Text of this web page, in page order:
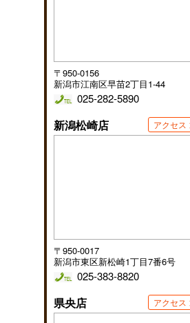
〒950-0156
新潟市江南区早苗2丁目1-44
025-282-5890
新潟松崎店 アクセス
〒950-0017
新潟市東区新松崎1丁目7番6号
025-383-8820
県央店 アクセス